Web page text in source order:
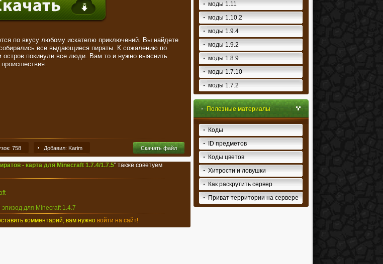
моды 1.11
моды 1.10.2
моды 1.9.4
моды 1.9.2
моды 1.8.9
моды 1.7.10
моды 1.7.2
Полезные материалы
Коды
ID предметов
Коды цветов
Хитрости и ловушки
Как раскрутить сервер
Приват территории на сервере
по вкусу любому искателю приключений. Вы найдете
все выдающиеся пираты. К сожалению по
остров покинули все люди. Вам то и нужно выяснить
758 Добавил: Karim Скачать файл
- карта для Minecraft 1.7.4/1.7.5" также советуем
эпизод для Minecraft 1.4.7
комментарий, вам нужно войти на сайт!